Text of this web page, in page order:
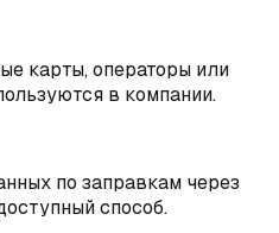
карты, операторы или
в компании.
по заправкам через
способ.